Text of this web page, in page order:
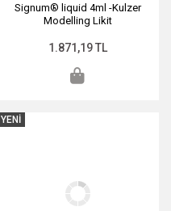
Signum® liquid 4ml -Kulzer
Modelling Likit
1.871,19 TL
YENİ